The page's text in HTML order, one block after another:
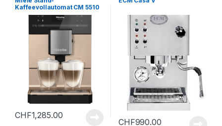
Kaffeevollautomat CM 5510
CH ROGOPF – B
CHF1,285.00
CHF990.00